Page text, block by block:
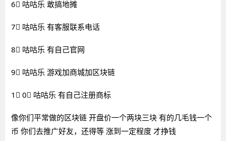
6⃣ 咕咕乐 敢搞地摊
7⃣ 咕咕乐 有客服联系电话
8⃣ 咕咕乐 有自己官网
9⃣ 咕咕乐 游戏加商城加区块链
1⃣ 0⃣ 咕咕乐 有自己注册商标
像你们平常做的区块链 开盘价一个两块三块 有的几毛钱一个
币 你们去推广好友，还得等 涨到一定程度 才挣钱